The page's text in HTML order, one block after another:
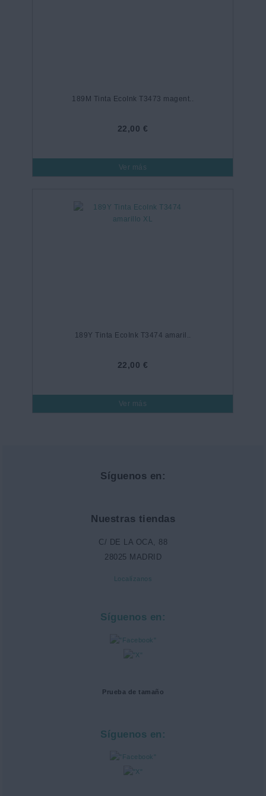
189M Tinta EcoInk T3473 magent..
22,00 €
Ver más
189Y Tinta EcoInk T3474 amaril..
22,00 €
Ver más
Síguenos en:
Nuestras tiendas
C/ DE LA OCA, 88
28025 MADRID
Localízanos
Síguenos en:
Prueba de tamaño
Síguenos en: